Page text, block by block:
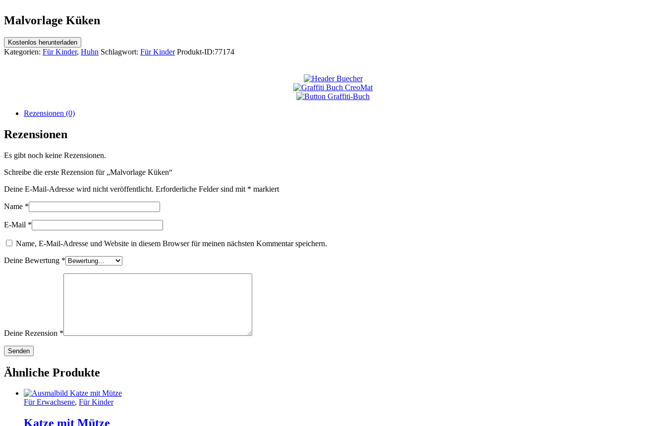
Malvorlage Küken
Kostenlos herunterladen
Kategorien: Für Kinder, Huhn Schlagwort: Für Kinder Produkt-ID:77174
Rezensionen (0)
Rezensionen
Es gibt noch keine Rezensionen.
Schreibe die erste Rezension für „Malvorlage Küken“
Deine E-Mail-Adresse wird nicht veröffentlicht. Erforderliche Felder sind mit * markiert
Name *
E-Mail *
Name, E-Mail-Adresse und Website in diesem Browser für meinen nächsten Kommentar speichern.
Deine Bewertung *
Deine Rezension *
Ähnliche Produkte
Für Erwachsene, Für Kinder
Katze mit Mütze